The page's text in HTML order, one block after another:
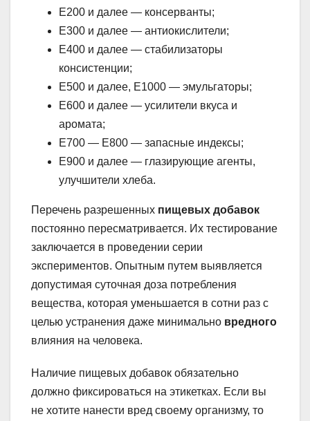
Е200 и далее — консерванты;
Е300 и далее — антиокислители;
Е400 и далее — стабилизаторы
консистенции;
Е500 и далее, Е1000 — эмульгаторы;
Е600 и далее — усилители вкуса и
аромата;
Е700 — Е800 — запасные индексы;
Е900 и далее — глазирующие агенты,
улучшители хлеба.
Перечень разрешенных пищевых добавок
постоянно пересматривается. Их тестирование
заключается в проведении серии
экспериментов. Опытным путем выявляется
допустимая суточная доза потребления
вещества, которая уменьшается в сотни раз с
целью устранения даже минимально вредного
влияния на человека.
Наличие пищевых добавок обязательно
должно фиксироваться на этикетках. Если вы
не хотите нанести вред своему организму, то